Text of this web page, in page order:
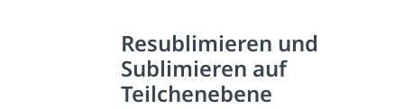
Resublimieren und
Sublimieren auf
Teilchenebene